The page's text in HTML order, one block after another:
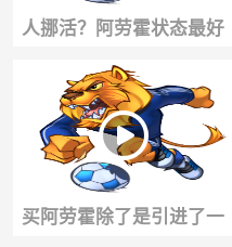
人挪活？阿劳霍状态最好
的时期！
买阿劳霍除了是引进了一